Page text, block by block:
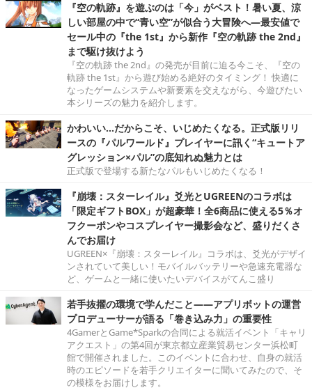
『空の軌跡』を遊ぶのは「今」がベスト！暑い夏、涼
しい部屋の中で“青い空”が似合う大冒険へ―最安値で
セール中の『the 1st』から新作『空の軌跡 the 2nd』
まで駆け抜けよう
『空の軌跡 the 2nd』の発売が目前に迫る今こそ、『空の
軌跡 the 1st』から遊び始める絶好のタイミング！ 快適に
なったゲームシステムや新要素を交えながら、今遊びたい
本シリーズの魅力を紹介します。
かわいい…だからこそ、いじめたくなる。正式版リリ
ースの『パルワールド』プレイヤーに訊く“キュートア
グレッション×パル”の底知れぬ魅力とは
正式版で登場する新たなパルもいじめたくなる！
『崩壊：スターレイル』爻光とUGREENのコラボは
「限定ギフトBOX」が超豪華！全6商品に使える5％オ
フクーポンやコスプレイヤー撮影会など、盛りだくさ
んでお届け
UGREEN×『崩壊：スターレイル』コラボは、爻光がデザイ
ンされていて美しい！モバイルバッテリーや急速充電器な
ど、ゲームと一緒に使いたいデバイスがてんこ盛り
若手抜擢の環境で学んだこと――アプリボットの運営
プロデューサーが語る「巻き込み力」の重要性
4GamerとGame*Sparkの合同による就活イベント「キャリ
アクエスト」の第4回が東京都立産業貿易センター浜松町
館で開催されました。このイベントに合わせ、自身の就活
時のエピソードを若手クリエイターに聞いてみたので、そ
の模様をお届けします。